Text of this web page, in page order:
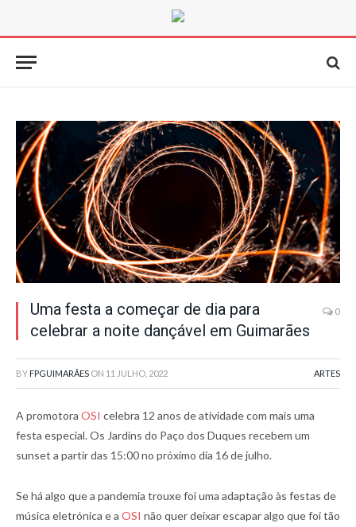
Uma festa a começar de dia para
celebrar a noite dançável em Guimarães
0
BY FPGUIMARÃES ON 11 JULHO, 2022 ARTES
A promotora OSI celebra 12 anos de atividade com mais uma
festa especial. Os Jardins do Paço dos Duques recebem um
sunset a partir das 15:00 no próximo dia 16 de julho.
Se há algo que a pandemia trouxe foi uma adaptação às festas de
música eletrónica e a OSI não quer deixar escapar algo que foi tão